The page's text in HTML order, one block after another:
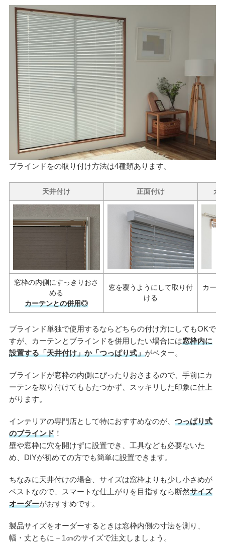
ブラインドをの取り付け方法は4種類あります。
天井付け 正面付け カ
窓枠の内側にすっきりおさ
める
カーテンとの併用◎
窓を覆うようにして取り付
ける
カー
ブラインド単独で使用するならどちらの付け方にしてもOKで
すが、カーテンとブラインドを併用したい場合には窓枠内に
設置する「天井付け」か「つっぱり式」がベター。
ブラインドが窓枠の内側にぴったりおさまるので、手前にカ
ーテンを取り付けてももたつかず、スッキリした印象に仕上
がります。
インテリアの専門店として特におすすめなのが、 つっぱり式
のブラインド！
壁や窓枠に穴を開けずに設置でき、工具なども必要ないた
め、DIYが初めての方でも簡単に設置できます。
ちなみに天井付けの場合、サイズは窓枠よりも少し小さめが
ベストなので、スマートな仕上がりを目指すなら断然サイズ
オーダーがおすすめです。
製品サイズをオーダーするときは窓枠内側の寸法を測り、
幅・丈ともに－1㎝のサイズで注文しましょう。